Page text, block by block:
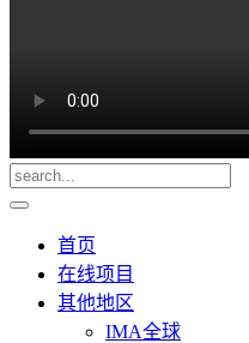
首页
在线项目
其他地区
IMA全球